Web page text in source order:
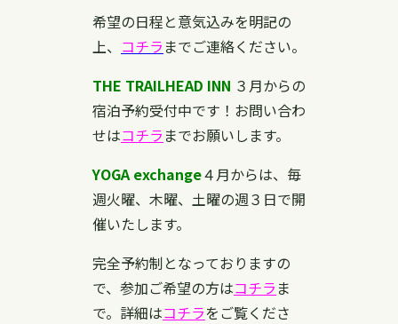
希望の日程と意気込みを明記の
上、 コチラ までご連絡ください。
THE TRAILHEAD INN ３月からの
宿泊予約受付中です！お問い合わ
せはコチラ までお願いします。
YOGA exchange４月からは、毎
週火曜、木曜、土曜の週３日で開
催いたします。
完全予約制となっておりますの
で、参加ご希望の方はコチラ ま
で。詳細はコチラをご覧くださ